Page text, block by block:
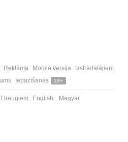
Reklāma Mobilā versija
Izstrādātājiem
Iepazīšanās 18+
English Magyar